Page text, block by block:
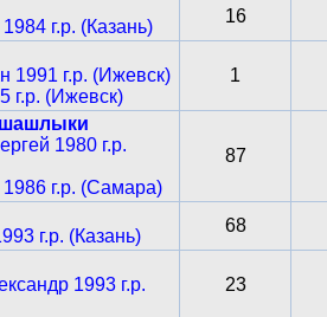
г.р. (Казань)
16
1991 г.р. (Ижевск)
г.р. (Ижевск)
1
шашлыки
1980 г.р.
г.р. (Самара)
87
г.р. (Казань)
68
1993 г.р.
23